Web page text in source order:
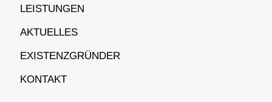
LEISTUNGEN
AKTUELLES
EXISTENZGRÜNDER
KONTAKT